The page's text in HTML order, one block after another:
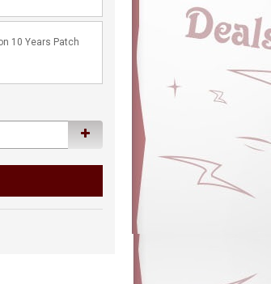
10 Years Patch